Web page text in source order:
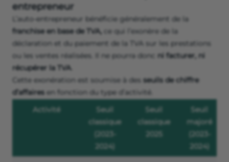
entrepreneur
L’auto-entrepreneur bénéficie généralement de la
franchise en base de TVA, ce qui l’exonère de la
déclaration et du paiement de la TVA sur les prestations
ou les ventes réalisées. Il ne pourra donc ni facturer, ni
récupérer la TVA.
Cette exonération est soumise à des seuils de chiffre
d’affaires en fonction du type d’activité.
Activité
Seuil
classique
(2023-
2024)
Seuil
classique
2025
Seuil
majoré
(2023-
2024)